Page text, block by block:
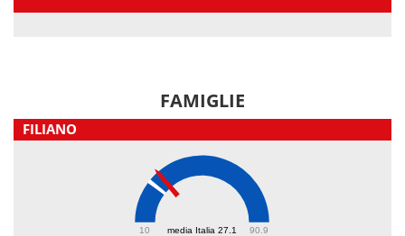
FAMIGLIE
FILIANO
media Italia 27.1
10 90.9